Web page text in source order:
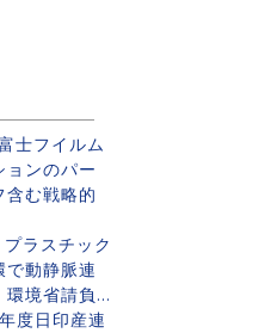
士フイルム
ョンのパー
含む戦略的
ラスチック
で動静脈連
境省請負...
度日印産連